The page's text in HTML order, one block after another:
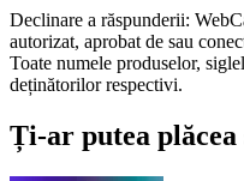
Declinare a răspunderii:
autorizat, aprobat de sau
Toate numele produselor,
deținătorilor respectivi.
Ți-ar putea plăcea